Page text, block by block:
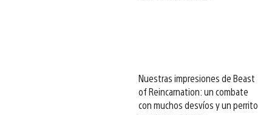
Nuestras impresiones de Beast
of Reincarnation: un combate
con muchos desvíos y un perrito